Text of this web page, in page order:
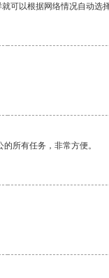
以根据网络情况自动选
所有任务，非常方便。